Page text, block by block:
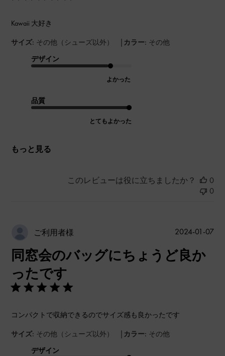
Kawaii 大好き
サイズ: その他（シューズ以外） | カラー: その他
デザイン
よかった
品質
とてもよかった
もっと見る
このレビューは役に立ちましたか？
0
0
ご利用者様
同窓会のバッグにちょうど良か
ったです
コンパクトで収納できるのでサイズ感も良かったです
サイズ: その他（シューズ以外） | カラー: その他
デザイン
公
2024-01-07